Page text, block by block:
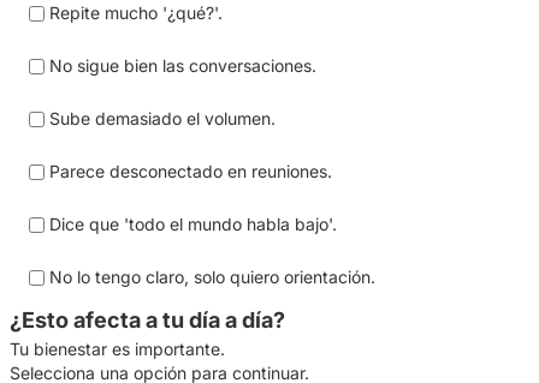
Repite mucho '¿qué?'.
No sigue bien las conversaciones.
Sube demasiado el volumen.
Parece desconectado en reuniones.
Dice que 'todo el mundo habla bajo'.
No lo tengo claro, solo quiero orientación.
¿Esto afecta a tu día a día?
Tu bienestar es importante.
Selecciona una opción para continuar.